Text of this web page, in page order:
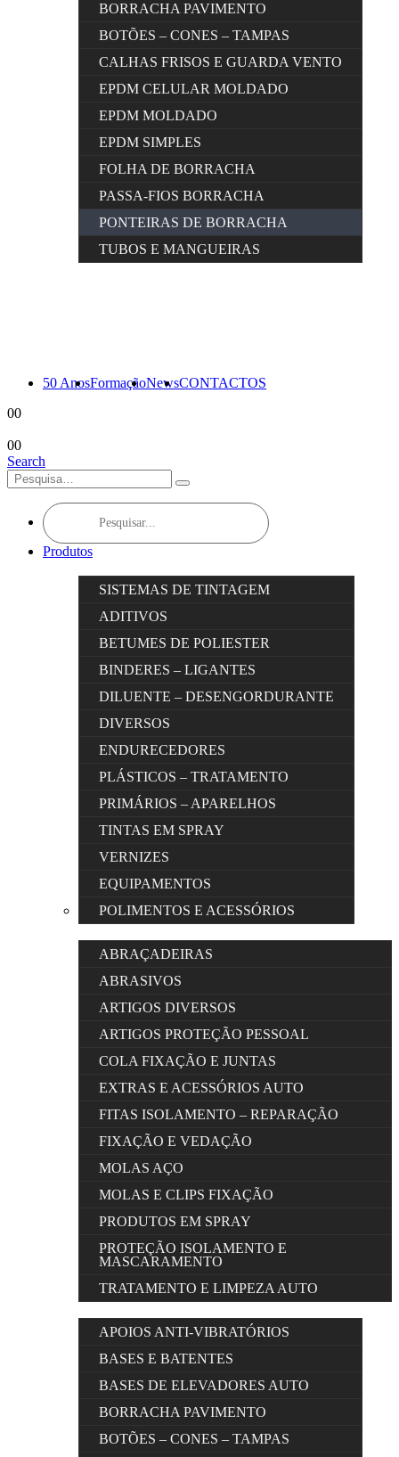
BORRACHA PAVIMENTO
BOTÕES – CONES – TAMPAS
CALHAS FRISOS E GUARDA VENTO
EPDM CELULAR MOLDADO
EPDM MOLDADO
EPDM SIMPLES
FOLHA DE BORRACHA
PASSA-FIOS BORRACHA
PONTEIRAS DE BORRACHA
TUBOS E MANGUEIRAS
50 AnosFormaçãoNewsCONTACTOS
00
00
Search
Products
search
Produtos
SISTEMAS DE TINTAGEM
ADITIVOS
BETUMES DE POLIESTER
BINDERES – LIGANTES
DILUENTE – DESENGORDURANTE
DIVERSOS
ENDURECEDORES
PLÁSTICOS – TRATAMENTO
PRIMÁRIOS – APARELHOS
TINTAS EM SPRAY
VERNIZES
EQUIPAMENTOS
POLIMENTOS E ACESSÓRIOS
ABRAÇADEIRAS
ABRASIVOS
ARTIGOS DIVERSOS
ARTIGOS PROTEÇÃO PESSOAL
COLA FIXAÇÃO E JUNTAS
EXTRAS E ACESSÓRIOS AUTO
FITAS ISOLAMENTO – REPARAÇÃO
FIXAÇÃO E VEDAÇÃO
MOLAS AÇO
MOLAS E CLIPS FIXAÇÃO
PRODUTOS EM SPRAY
PROTEÇÃO ISOLAMENTO E
MASCARAMENTO
TRATAMENTO E LIMPEZA AUTO
APOIOS ANTI-VIBRATÓRIOS
BASES E BATENTES
BASES DE ELEVADORES AUTO
BORRACHA PAVIMENTO
BOTÕES – CONES – TAMPAS